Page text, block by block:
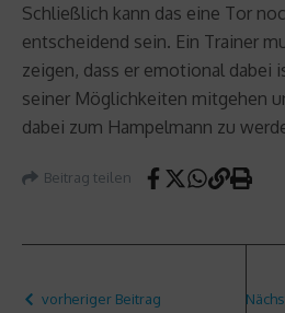
Schließlich kann das eine Tor
entscheidend sein. Ein Trainer
zeigen, dass er emotional dabei
seiner Möglichkeiten mitgehen
dabei zum Hampelmann zu
Beitrag teilen
vorheriger Beitrag